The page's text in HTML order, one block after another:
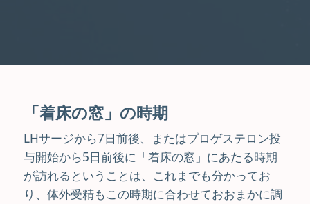
「着床の窓」の時期
LHサージから7日前後、またはプロゲステロン投
与開始から5日前後に「着床の窓」にあたる時期
が訪れるということは、これまでも分かってお
り、体外受精もこの時期に合わせておおまかに調